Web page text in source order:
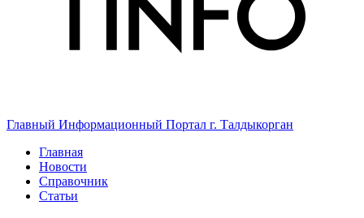
Главный Информационный Портал г. Талдыкорган
Главная
Новости
Справочник
Статьи